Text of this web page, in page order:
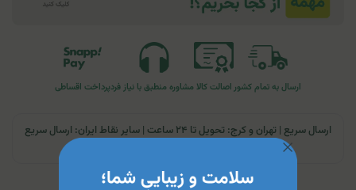
ارسال به تمام کشوراصالت کالا مشاوره منطبق با نیاز فردپرداخت اقساطی
ارسال سریع | تهران و کرج: تحویل تا ۲۴ ساعت | سایر نقاط ایران: ارسال سریع